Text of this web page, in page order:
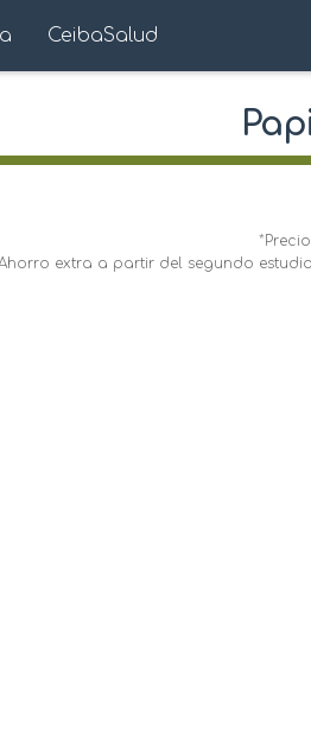
CeibaSalud
extra a partir del segundo